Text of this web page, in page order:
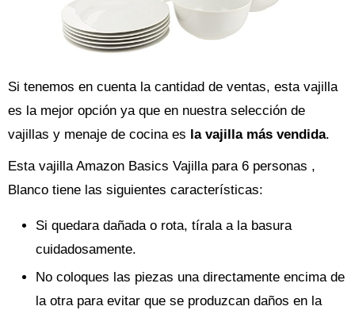
Si tenemos en cuenta la cantidad de ventas, esta vajilla
es la mejor opción ya que en nuestra selección de
vajillas y menaje de cocina es la vajilla más vendida.
Esta vajilla Amazon Basics Vajilla para 6 personas ,
Blanco tiene las siguientes características:
Si quedara dañada o rota, tírala a la basura
cuidadosamente.
No coloques las piezas una directamente encima de
la otra para evitar que se produzcan daños en la